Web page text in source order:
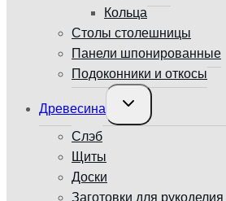
Кольца
Столы столешницы
Панели шпонированные
Подоконники и откосы
Древесина
Переключить
дочернее
Слэб
Щиты
Доски
Заготовки для рукоделия